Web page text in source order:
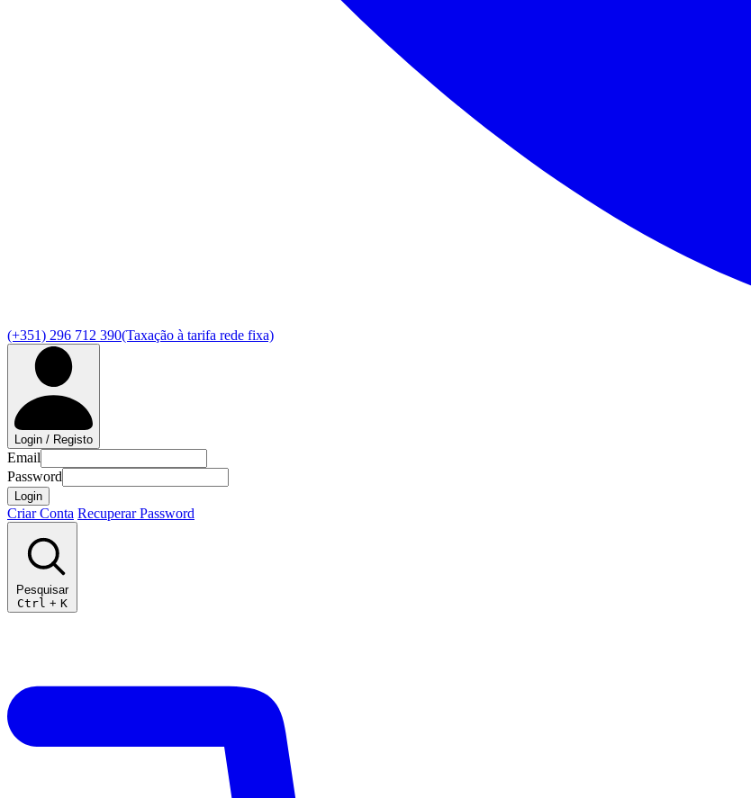
(+351) 296 712 390(Taxação à tarifa rede fixa)
Login / Registo
Email
Password
Login
Criar Conta Recuperar Password
Pesquisar
Ctrl + K